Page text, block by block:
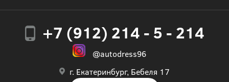
+7 (912) 214 - 5 - 214
@autodress96
г. Екатеринбург, Бебеля 17